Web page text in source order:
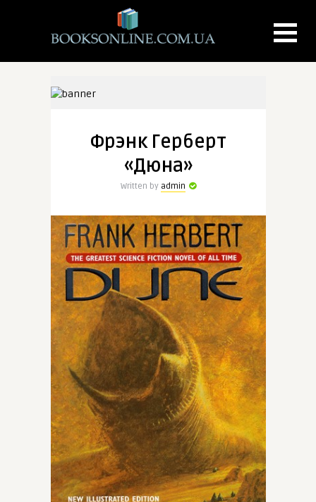
Фрэнк Герберт
«Дюна»
Written by admin